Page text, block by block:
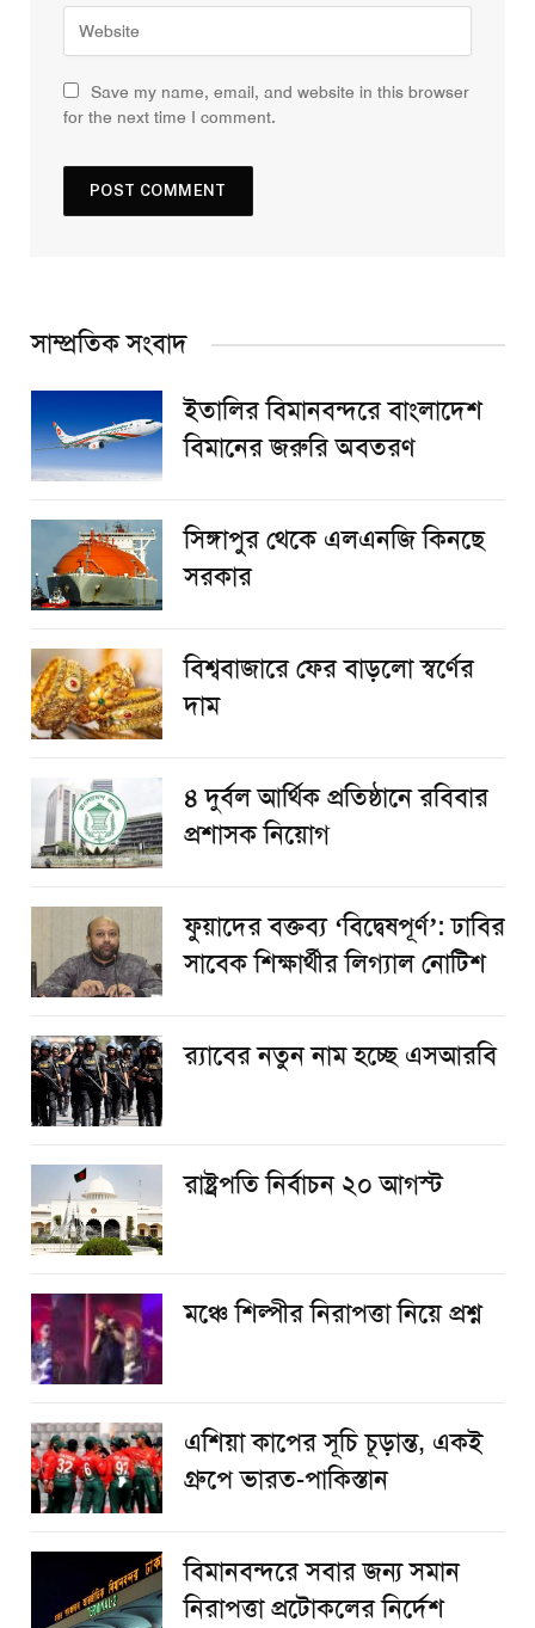
Save my name, email, and website in this browser
for the next time I comment.
সাম্প্রতিক সংবাদ
ইতালির বিমানবন্দরে বাংলাদেশ
বিমানের জরুরি অবতরণ
সিঙ্গাপুর থেকে এলএনজি কিনছে
সরকার
বিশ্ববাজারে ফের বাড়লো স্বর্ণের
দাম
৪ দুর্বল আর্থিক প্রতিষ্ঠানে রবিবার
প্রশাসক নিয়োগ
ফুয়াদের বক্তব্য ‘বিদ্বেষপূর্ণ’: ঢাবির
সাবেক শিক্ষার্থীর লিগ্যাল নোটিশ
র‌্যাবের নতুন নাম হচ্ছে এসআরবি
রাষ্ট্রপতি নির্বাচন ২০ আগস্ট
​মঞ্চে শিল্পীর নিরাপত্তা নিয়ে প্রশ্ন
এশিয়া কাপের সূচি চূড়ান্ত, একই
গ্রুপে ভারত-পাকিস্তান
বিমানবন্দরে সবার জন্য সমান
নিরাপত্তা প্রটোকলের নির্দেশ